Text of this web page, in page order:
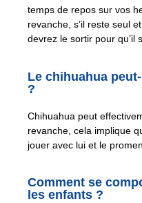
temps de repos sur vos
revanche, s’il reste seul
devrez le sortir pour qu’il
Le chihuahua
?
Chihuahua peut
revanche, cela implique
jouer avec lui et le
Comment se
les enfants ?